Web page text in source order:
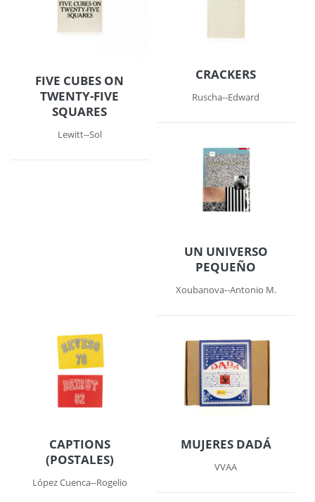
FIVE CUBES ON
TWENTY-FIVE
SQUARES
Lewitt--Sol
CRACKERS
Ruscha--Edward
UN UNIVERSO
PEQUEÑO
Xoubanova--Antonio M.
CAPTIONS
(POSTALES)
López Cuenca--Rogelio
MUJERES DADÁ
VVAA